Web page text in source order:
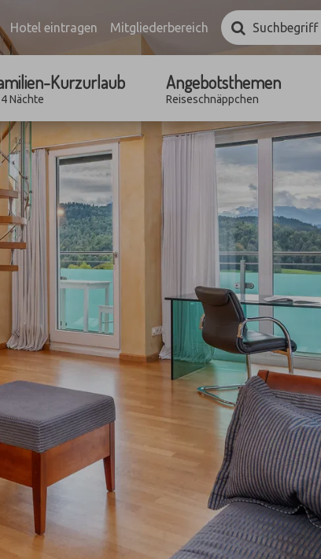
Hotel eintragen Mitgliederbereich
Suchbegriff
eingebenSuchen
Kurzurlaub
Nächte
Angebotsthemen
Reiseschnäppchen